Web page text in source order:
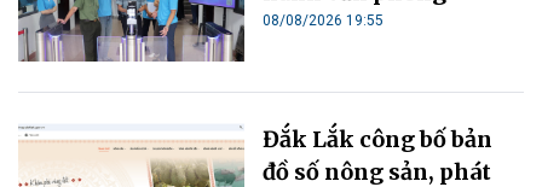
08/08/2026 19:55
Đắk Lắk công bố bản
đồ số nông sản, phát